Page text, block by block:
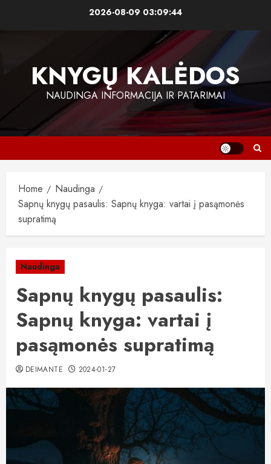
2026-08-09 03:09:44
KNYGŲ KALĖDOS
NAUDINGA INFORMACIJA IR PATARIMAI
Home
Naudinga
Sapnų knygų pasaulis: Sapnų knyga: vartai į pasąmonės
supratimą
Naudinga
Sapnų knygų pasaulis:
Sapnų knyga: vartai į
pasąmonės supratimą
DEIMANTE 2024-01-27